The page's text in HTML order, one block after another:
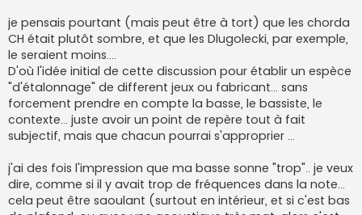
je pensais pourtant (mais peut être à tort) que les chorda
CH était plutôt sombre, et que les Dlugolecki, par exemple,
le seraient moins....
D'où l'idée initial de cette discussion pour établir un espèce
"d'étalonnage" de different jeux ou fabricant... sans
forcement prendre en compte la basse, le bassiste, le
contexte... juste avoir un point de repère tout à fait
subjectif, mais que chacun pourrai s'approprier ...
j'ai des fois l'impression que ma basse sonne "trop".. je veux
dire, comme si il y avait trop de fréquences dans la note...
cela peut être saoulant (surtout en intérieur, et si c'est bas